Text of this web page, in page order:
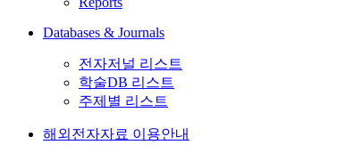
Databases & Journals
전자저널 리스트
학술DB 리스트
주제별 리스트
해외전자자료 이용안내